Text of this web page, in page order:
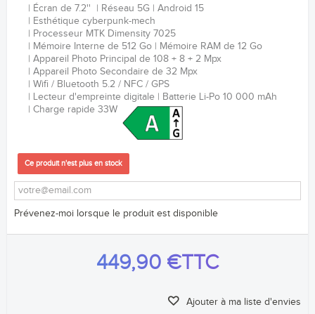
Écran de 7.2'' Réseau 5G
Android 15
Esthétique cyberpunk-mech
Processeur MTK Dimensity 7025
Mémoire Interne de 512 Go
Mémoire RAM de 12 Go
Appareil Photo Principal de 108 + 8 + 2 Mpx
Appareil Photo Secondaire de 32 Mpx
Wifi / Bluetooth 5.2 / NFC / GPS
Lecteur d'empreinte digitale
Batterie Li-Po 10 000 mAh
Charge rapide 33W
Ce produit n'est plus en stock
Prévenez-moi lorsque le produit est disponible
449,90 €TTC
Ajouter à ma liste d'envies